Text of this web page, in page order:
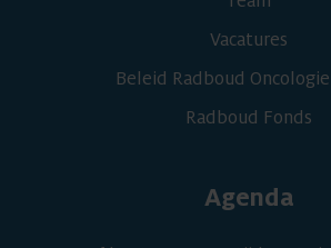
Vacatures
Beleid Radboud
Radboud Fonds
Agenda